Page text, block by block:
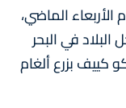
الأربعاء الماضي،
في البحر
بزرع ألغام